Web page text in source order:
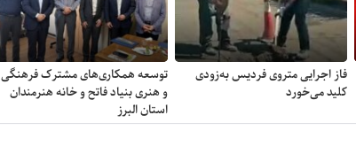
فاز اجرایی متروی فردیس به‌زودی
کلید می‌خورد
توسعه همکاری‌های مشترک فرهنگی
و هنری بنیاد فاتح و خانه هنرمندان
استان البرز